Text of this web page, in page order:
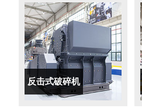
反击式破碎机